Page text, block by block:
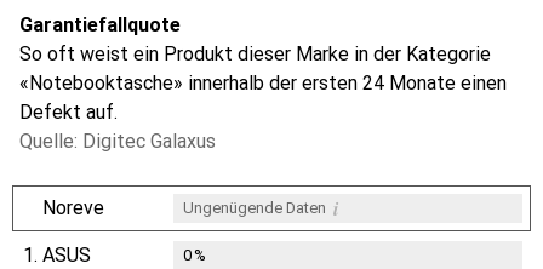
Garantiefallquote
So oft weist ein Produkt dieser Marke in der Kategorie
«Notebooktasche» innerhalb der ersten 24 Monate einen
Defekt auf.
Quelle: Digitec Galaxus
Noreve Ungenügende Daten i
1. ASUS 0%